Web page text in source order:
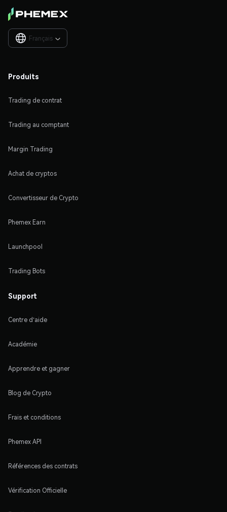
Français 
Produits
Trading de contrat
Trading au comptant
Margin Trading
Achat de cryptos
Convertisseur de Crypto
Phemex Earn
Launchpool
Trading Bots
Support
Centre d'aide
Académie
Apprendre et gagner
Blog de Crypto
Frais et conditions
Phemex API
Références des contrats
Vérification Officielle